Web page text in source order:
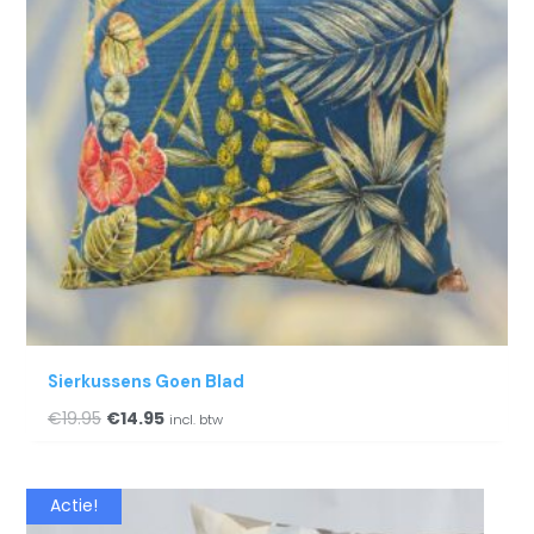
Sierkussens Goen Blad
€19.95 €14.95 incl. btw
Actie!
prijs
prijs